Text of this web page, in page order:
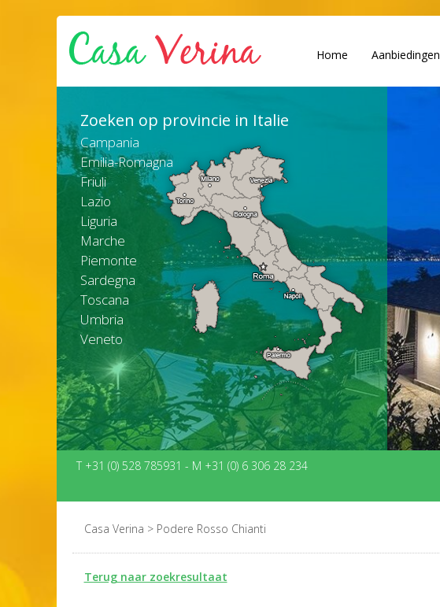
Home Aanbiedingen
Zoeken op provincie in Italie
Campania
Emilia-Romagna
Friuli
Lazio
Liguria
Marche
Piemonte
Sardegna
Toscana
Umbria
Veneto
T +31 (0) 528 785931 - M +31 (0) 6 306 28 234
Casa Verina > Podere Rosso Chianti
Terug naar zoekresultaat